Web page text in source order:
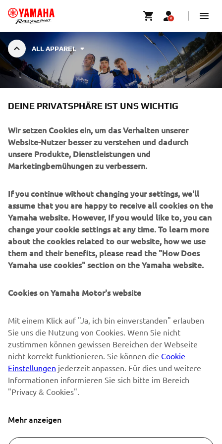
ALL APPAREL
ALL APPAREL
UNTERNEHMEN
B2B
MEHR YAMAHA
SUPPORT
NEWSLETTER
Sonderveranstaltungen, Neuerscheinungen und vielem mehr.
ABONNIEREN
Lesen Sie unsere Datenschutzrichtlinie, um zu erfahren, wie wir
Ihre persönlichen Daten verarbeiten: Datenschutzerklärung
DEINE PRIVATSPHÄRE IST UNS WICHTIG
Wir setzen Cookies ein, um das Verhalten unserer
Website-Nutzer besser zu verstehen und dadurch
unsere Produkte, Dienstleistungen und
Marketingbemühungen zu verbessern.
If you continue without changing your settings, we'll
assume that you are happy to receive all cookies on the
Yamaha website. However, If you would like to, you can
change your cookie settings at any time. To learn more
about the cookies related to our website, how we use
them and their benefits, please read the "How Does
Yamaha use cookies" section on the Yamaha website.
Cookies on Yamaha Motor's website
Mit einem Klick auf "Ja, ich bin einverstanden" erlauben
Sie uns die Nutzung von Cookies. Wenn Sie nicht
zustimmen können gewissen Bereichen der Webseite
nicht korrekt funktionieren. Sie können die Cookie
Einstellungen jederzeit anpassen. Für dies und weitere
Informationen informieren Sie sich bitte im Bereich
"Privacy & Cookies".
Mehr anzeigen